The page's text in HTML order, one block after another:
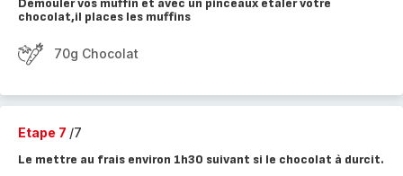
Démouler vos muffin et avec un pinceaux étaler votre
chocolat,il places les muffins
70g Chocolat
Etape 7 /7
Le mettre au frais environ 1h30 suivant si le chocolat à durcit.